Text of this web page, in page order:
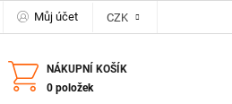
Můj účet CZK
NÁKUPNÍ KOŠÍK
0 položek